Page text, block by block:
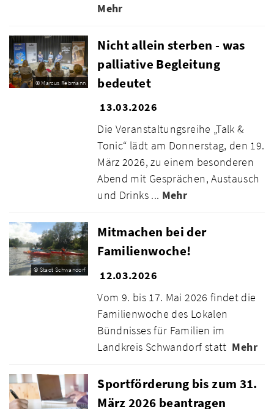
Mehr
© Marcus Rebmann
Nicht allein sterben - was
palliative Begleitung
bedeutet
13.03.2026
Die Veranstaltungsreihe „Talk &
Tonic“ lädt am Donnerstag, den 19.
März 2026, zu einem besonderen
Abend mit Gesprächen, Austausch
und Drinks ... Mehr
© Stadt Schwandorf
Mitmachen bei der
Familienwoche!
12.03.2026
Vom 9. bis 17. Mai 2026 findet die
Familienwoche des Lokalen
Bündnisses für Familien im
Landkreis Schwandorf statt Mehr
Sportförderung bis zum 31.
März 2026 beantragen